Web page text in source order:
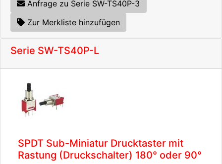
Anfrage zu Serie SW-TS40P-3
Zur Merkliste hinzufügen
Serie SW-TS40P-L
SPDT Sub-Miniatur Drucktaster mit
Rastung (Druckschalter) 180° oder 90°